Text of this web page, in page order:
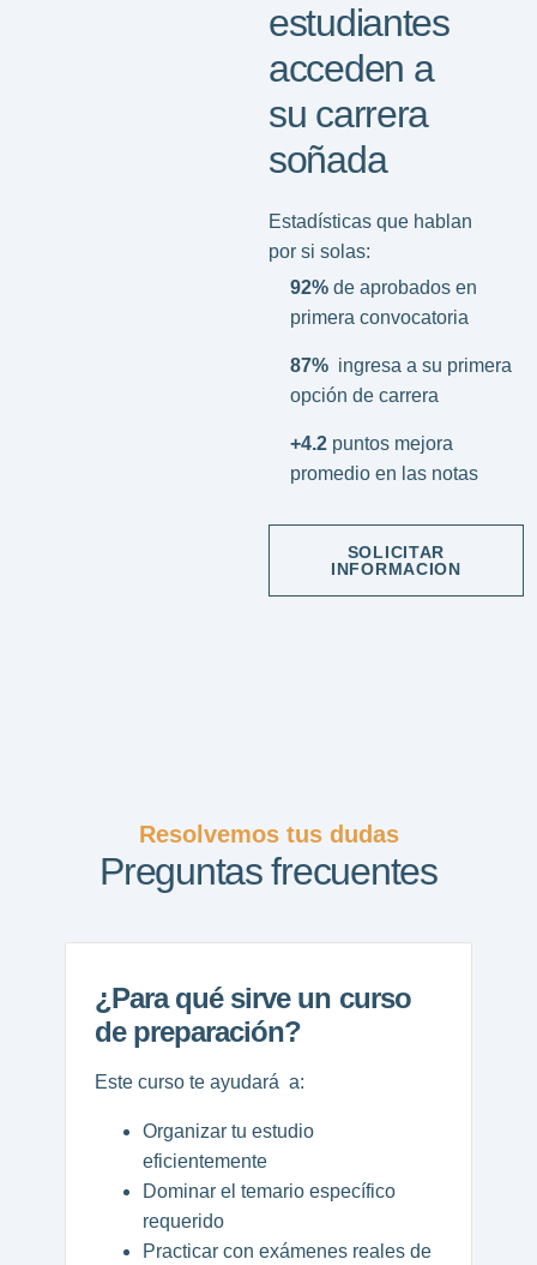
estudiantes
acceden a
su carrera
soñada
Estadísticas que hablan
por si solas:
92%de aprobados en
primera convocatoria
87% ingresa a su primera
opción de carrera
+4.2 puntos mejora
promedio en las notas
SOLICITAR
INFORMACION
Resolvemos tus dudas
Preguntas frecuentes
¿Para qué sirve un curso
de preparación?
Este curso te ayudará a:
Organizar tu estudio
eficientemente
Dominar el temario específico
requerido
Practicar con exámenes reales de